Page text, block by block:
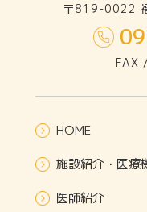
〒819-0022
FAX
HOME
施設紹介・医療
医師紹介